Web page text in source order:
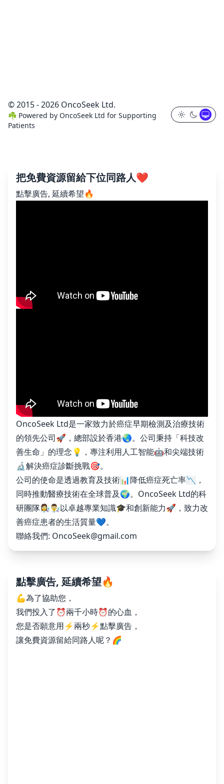
© 2015 - 2026 OncoSeek Ltd.
☘️ Powered by OncoSeek Ltd for Supporting
Patients
把免費資源留給下位同路人❤️
點擊廣告, 延續希望🔥
OncoSeek Ltd是一家致力於癌症早期檢測及治療技術
的領先公司🚀，總部設於香港🌏。公司秉持「科技改
善生命」的理念💡，專注利用人工智能🤖和尖端技術
🔬解決癌症診斷挑戰🎯。
公司的使命是透過教育及技術📊降低癌症死亡率📉，
同時推動醫療技術在全球普及🌍。OncoSeek Ltd的科
研團隊👩‍🔬👨‍🔬以卓越專業知識🎓和創新能力🚀，致力改
善癌症患者的生活質量💙。
聯絡我們: OncoSeek@gmail.com
點擊廣告, 延續希望🔥
💪為了協助您，
我們投入了⏰兩千小時⏰的心血，
您是否願意用⚡️兩秒⚡️點擊廣告，
讓免費資源留給同路人呢？🌈